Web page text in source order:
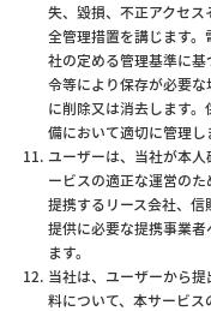
失、毀損、不正アクセ
全管理措置を講じます
社の定める管理基準に
令等により保存が必要
に削除又は消去します
備において適切に管理し
ユーザーは、当社が本
ービスの適正な運営のた
提携するリース会社、
提供に必要な提携事業
ます。
当社は、ユーザーから
料について、本サービ